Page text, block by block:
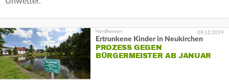
09.12.2019
Ertrunkene Kinder in Neukirchen
PROZESS GEGEN
BÜRGERMEISTER AB JANUAR